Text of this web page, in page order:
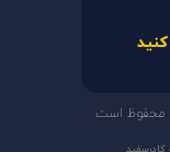
محفوظ است